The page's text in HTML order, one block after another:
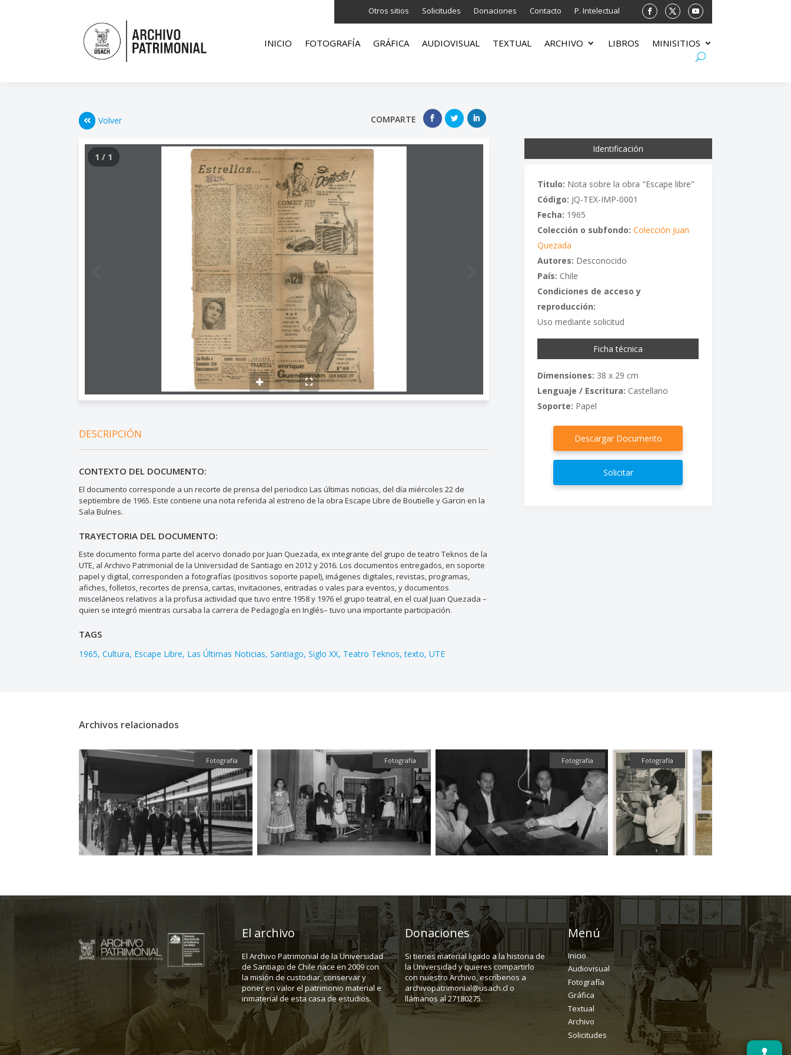
Otros sitios Solicitudes Donaciones Contacto P. Intelectual
INICIO FOTOGRAFÍA GRÁFICA AUDIOVISUAL TEXTUAL ARCHIVO LIBROS MINISITIOS
Volver COMPARTE
1 / 1
DESCRIPCIÓN
CONTEXTO DEL DOCUMENTO:
El documento corresponde a un recorte de prensa del periodico Las últimas noticias, del día miércoles 22 de
septiembre de 1965. Este contiene una nota referida al estreno de la obra Escape Libre de Boutielle y Garcin en la
Sala Bulnes.
TRAYECTORIA DEL DOCUMENTO:
Este documento forma parte del acervo donado por Juan Quezada, ex integrante del grupo de teatro Teknos de la
UTE, al Archivo Patrimonial de la Universidad de Santiago en 2012 y 2016. Los documentos entregados, en soporte
papel y digital, corresponden a fotografías (positivos soporte papel), imágenes digitales, revistas, programas,
afiches, folletos, recortes de prensa, cartas, invitaciones, entradas o vales para eventos, y documentos
misceláneos relativos a la profusa actividad que tuvo entre 1958 y 1976 el grupo teatral, en el cual Juan Quezada –
quien se integró mientras cursaba la carrera de Pedagogía en Inglés– tuvo una importante participación.
TAGS
1965 Cultura Escape Libre Las Últimas Noticias Santiago Siglo XX Teatro Teknos texto UTE
Identificación
Titulo: Nota sobre la obra "Escape libre"
Código: JQ-TEX-IMP-0001
Fecha: 1965
Colección o subfondo: Colección Juan
Quezada
Autores: Desconocido
País: Chile
Condiciones de acceso y
reproducción:
Uso mediante solicitud
Ficha técnica
Dimensiones: 38 x 29 cm
Lenguaje / Escritura: Castellano
Soporte: Papel
Descargar Documento
Solicitar
Archivos relacionados
Fotografía Fotografía Fotografía Textual
El archivo
El Archivo Patrimonial de la Universidad
de Santiago de Chile nace en 2009 con
la misión de custodiar, conservar y
poner en valor el patrimonio material e
inmaterial de esta casa de estudios.
Donaciones
Si tienes material ligado a la historia de
la Universidad y quieres compartirlo
con nuestro Archivo, escríbenos a
archivopatrimonial@usach.cl o
llámanos al 27180275.
Menú
Inicio
Audiovisual
Fotografía
Gráfica
Textual
Archivo
Solicitudes